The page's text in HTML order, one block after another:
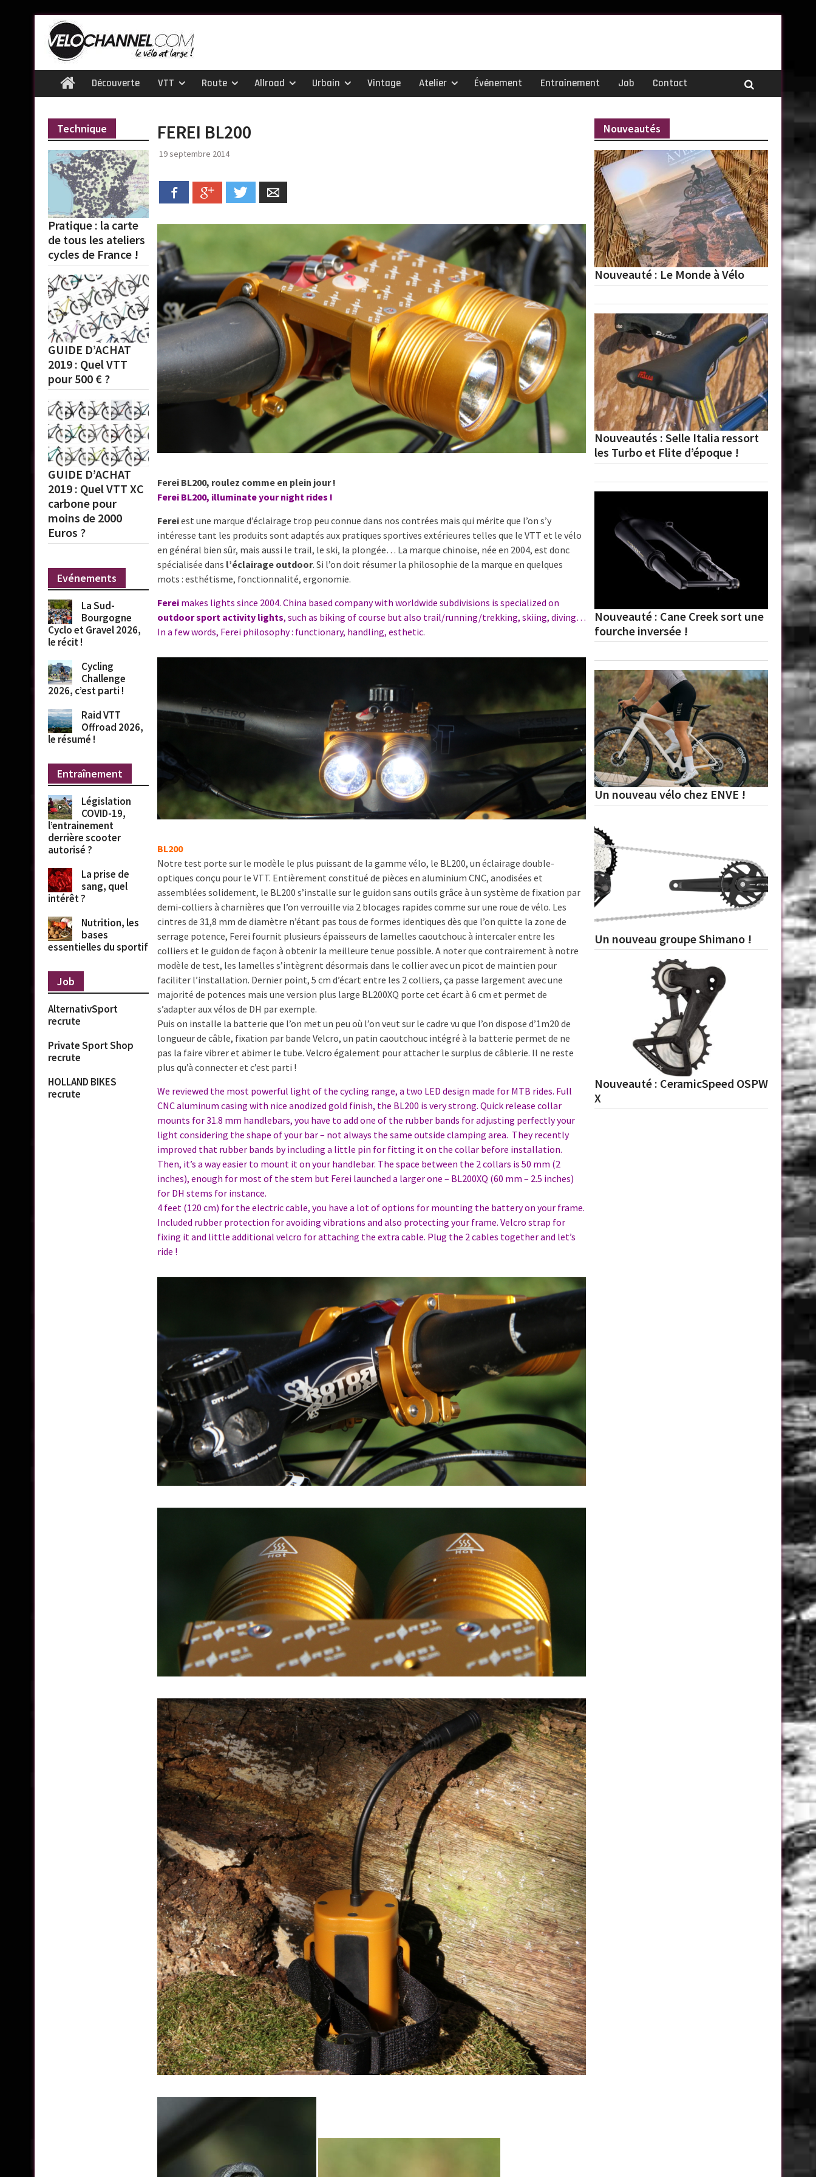
content
HomeDécouverte VTT Route Allroad Urbain Vintage Atelier Événement Entraînement Job Contact
FEREI BL200
19 septembre 2014
FacebookGoogle+ Twitter
Ferei BL200, roulez comme en plein jour !
Ferei BL200, illuminate your night rides !
Fereiest une marque d’éclairage trop peu connue dans nos contrées mais qui mérite que l’on s’y
intéresse tant les produits sont adaptés aux pratiques sportives extérieures telles que le VTT et le vélo
en général bien sûr, mais aussi le trail, le ski, la plongée… La marque chinoise, née en 2004, est donc
spécialisée dans l’éclairage outdoor. Si l’on doit résumer la philosophie de la marque en quelques
mots : esthétisme, fonctionnalité, ergonomie.
Ferei makes lights since 2004. China based company with worldwide subdivisions is specialized on
outdoor sport activity lights, such as biking of course but also trail/running/trekking, skiing, diving…
In a few words, Ferei philosophy : functionary, handling, esthetic.
BL200
Notre test porte sur le modèle le plus puissant de la gamme vélo, le BL200, un éclairage double-
optiques conçu pour le VTT. Entièrement constitué de pièces en aluminium CNC, anodisées et
assemblées solidement, le BL200 s’installe sur le guidon sans outils grâce à un système de fixation par
demi-colliers à charnières que l’on verrouille via 2 blocages rapides comme sur une roue de vélo. Les
cintres de 31,8 mm de diamètre n’étant pas tous de formes identiques dès que l’on quitte la zone de
serrage potence, Ferei fournit plusieurs épaisseurs de lamelles caoutchouc à intercaler entre les
colliers et le guidon de façon à obtenir la meilleure tenue possible. A noter que contrairement à notre
modèle de test, les lamelles s’intègrent désormais dans le collier avec un picot de maintien pour
faciliter l’installation. Dernier point, 5 cm d’écart entre les 2 colliers, ça passe largement avec une
majorité de potences mais une version plus large BL200XQ porte cet écart à 6 cm et permet de
s’adapter aux vélos de DH par exemple.
Puis on installe la batterie que l’on met un peu où l’on veut sur le cadre vu que l’on dispose d’1m20 de
longueur de câble, fixation par bande Velcro, un patin caoutchouc intégré à la batterie permet de ne
pas la faire vibrer et abimer le tube. Velcro également pour attacher le surplus de câblerie. Il ne reste
plus qu’à connecter et c’est parti !
We reviewed the most powerful light of the cycling range, a two LED design made for MTB rides. Full
CNC aluminum casing with nice anodized gold finish, the BL200 is very strong. Quick release collar
mounts for 31.8 mm handlebars, you have to add one of the rubber bands for adjusting perfectly your
light considering the shape of your bar – not always the same outside clamping area. They recently
improved that rubber bands by including a little pin for fitting it on the collar before installation.
Then, it’s a way easier to mount it on your handlebar. The space between the 2 collars is 50 mm (2
inches), enough for most of the stem but Ferei launched a larger one – BL200XQ (60 mm – 2.5 inches)
for DH stems for instance.
4 feet (120 cm) for the electric cable, you have a lot of options for mounting the battery on your frame.
Included rubber protection for avoiding vibrations and also protecting your frame. Velcro strap for
fixing it and little additional velcro for attaching the extra cable. Plug the 2 cables together and let’s
ride !
Technique
Pratique : la carte
de tous les ateliers
cycles de France !
GUIDE D’ACHAT
2019 : Quel VTT
pour 500 € ?
GUIDE D’ACHAT
2019 : Quel VTT XC
carbone pour
moins de 2000
Euros ?
Evénements
La Sud-
Bourgogne
Cyclo et Gravel 2026,
le récit !
Cycling
Challenge
2026, c’est parti !
Raid VTT
Offroad 2026,
le résumé !
Entraînement
Législation
COVID-19,
l’entrainement
derrière scooter
autorisé ?
La prise de
sang, quel
intérêt ?
Nutrition, les
bases
essentielles du sportif
Job
AlternativSport
recrute
Private Sport Shop
recrute
HOLLAND BIKES
recrute
Nouveautés
Nouveauté : Le Monde à Vélo
Nouveautés : Selle Italia ressort
les Turbo et Flite d’époque !
Nouveauté : Cane Creek sort une
fourche inversée !
Un nouveau vélo chez ENVE !
Un nouveau groupe Shimano !
Nouveauté : CeramicSpeed OSPW
X